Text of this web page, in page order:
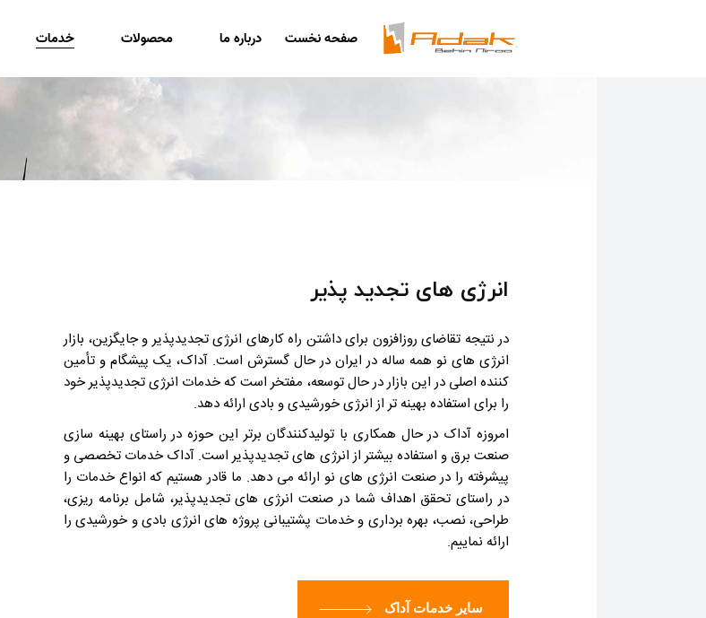
صفحه نخست درباره ما محصولات خدمات
انرژی های تجدید پذیر
در نتیجه تقاضای روزافزون برای داشتن راه کارهای انرژی تجدیدپذیر و جایگزین، بازار
انرژی های نو همه ساله در ایران در حال گسترش است. آداک، یک پیشگام و تأمین
کننده اصلی در این بازار در حال توسعه، مفتخر است که خدمات انرژی تجدیدپذیر خود
را برای استفاده بهینه تر از انرژی خورشیدی و بادی ارائه دهد.
امروزه آداک در حال همکاری با تولیدکنندگان برتر این حوزه در راستای بهینه سازی
صنعت برق و استفاده بیشتر از انرژی های تجدیدپذیر است. آداک خدمات تخصصی و
پیشرفته را در صنعت انرژی های نو ارائه می دهد. ما قادر هستیم که انواع خدمات را
در راستای تحقق اهداف شما در صنعت انرژی های تجدیدپذیر، شامل برنامه ریزی،
طراحی، نصب، بهره برداری و خدمات پشتیبانی پروژه های انرژی بادی و خورشیدی را
ارائه نماییم.
سایر خدمات آداک